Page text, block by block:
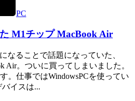
PC
M1チップ MacBook Air
なることで話題になっていた、
Air。ついに買ってしまいました。
。仕事ではWindowsPCを使ってい
イスは...